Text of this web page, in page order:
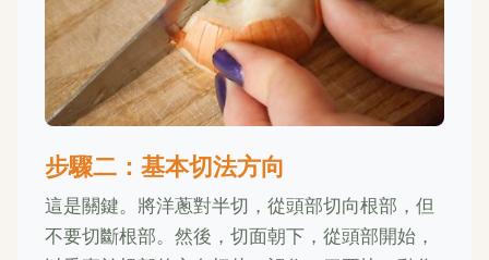
步驟二：基本切法方向
這是關鍵。將洋蔥對半切，從頭部切向根部，但
不要切斷根部。然後，切面朝下，從頭部開始，